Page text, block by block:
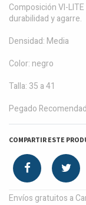
Composición VI-
durabilidad y agarre.
Densidad: Media
Color: negro
Talla: 35 a 41
Pegado
COMPARTIR ESTE
Envíos gratuitos a